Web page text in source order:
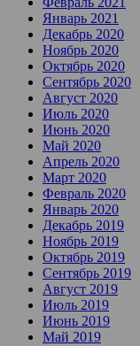
Январь 2021
Декабрь 2020
Ноябрь 2020
Октябрь 2020
Сентябрь 2020
Август 2020
Июль 2020
Июнь 2020
Май 2020
Апрель 2020
Март 2020
Февраль 2020
Январь 2020
Декабрь 2019
Ноябрь 2019
Октябрь 2019
Сентябрь 2019
Август 2019
Июль 2019
Июнь 2019
Май 2019